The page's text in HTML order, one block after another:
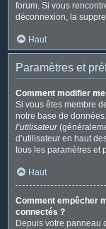
forum. Si vous
déconnexion, la
Haut
Paramètres et
Comment modifier
Si vous êtes membre
notre base de
l’utilisateur
d’utilisateur en haut
tous les paramètres et
Haut
Comment empêcher
connectés ?
Depuis votre panneau